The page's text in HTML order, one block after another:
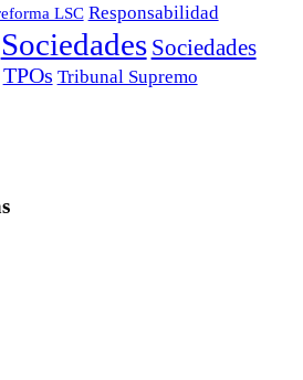
LSC Responsabilidad
Sociedades Sociedades
TPOs Tribunal Supremo